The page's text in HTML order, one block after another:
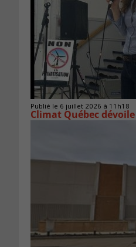
Publié le 6 juillet 2026 à 11h18
Climat Québec